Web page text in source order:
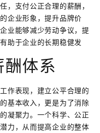
，支付公正合理的薪酬，
企业形象，提升品牌价
业能够减少劳动争议，提
助于企业的长期稳健发
体系
作表现，建立公平合理的
基本收入，更是为了消除
凝聚力。一个科学、公正
力，从而提高企业的整体